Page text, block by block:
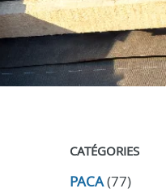
CATÉGORIES
PACA(77)